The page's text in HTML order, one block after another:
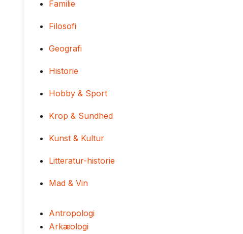
Familie
Filosofi
Geografi
Historie
Hobby & Sport
Krop & Sundhed
Kunst & Kultur
Litteratur-historie
Mad & Vin
Antropologi
Arkæologi